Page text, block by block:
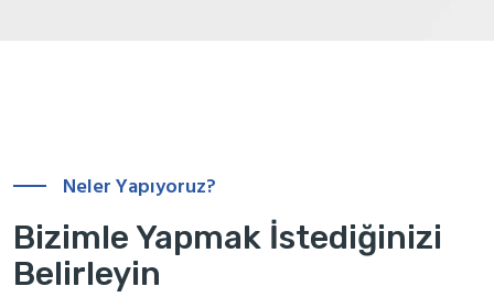
Neler Yapıyoruz?
Bizimle Yapmak İstediğinizi
Belirleyin